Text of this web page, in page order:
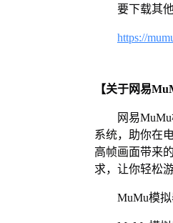
要下载其
https://
【关于网易
网易
系统，助你在
高帧画面带来
求，让你轻松
MuMu模